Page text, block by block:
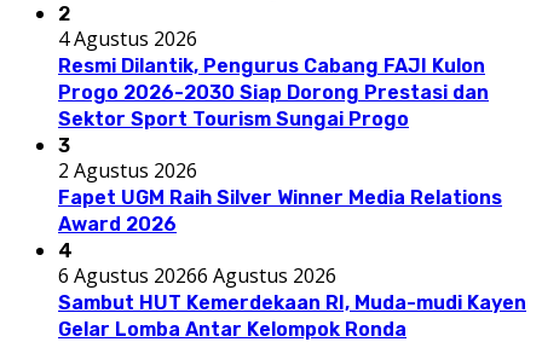
2
4 Agustus 2026
Resmi Dilantik, Pengurus Cabang FAJI Kulon
Progo 2026-2030 Siap Dorong Prestasi dan
Sektor Sport Tourism Sungai Progo
3
2 Agustus 2026
Fapet UGM Raih Silver Winner Media Relations
Award 2026
4
6 Agustus 20266 Agustus 2026
Sambut HUT Kemerdekaan RI, Muda-mudi Kayen
Gelar Lomba Antar Kelompok Ronda